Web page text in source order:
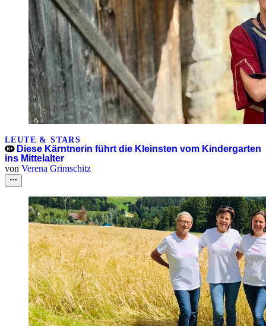
LEUTE & STARS
Diese Kärntnerin führt die Kleinsten vom Kindergarten
ins Mittelalter
von Verena Grimschitz